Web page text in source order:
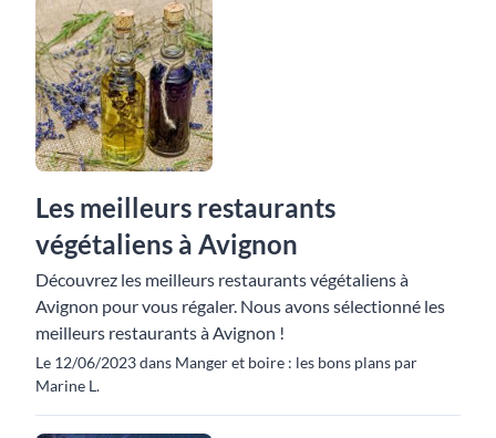
Les meilleurs restaurants
végétaliens à Avignon
Découvrez les meilleurs restaurants végétaliens à
Avignon pour vous régaler. Nous avons sélectionné les
meilleurs restaurants à Avignon !
Le 12/06/2023 dans Manger et boire : les bons plans par
Marine L.